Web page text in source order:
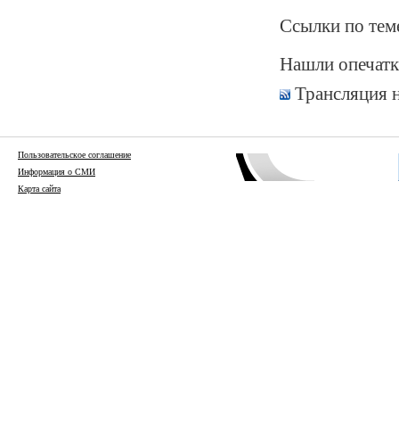
Ссылки по
Нашли
Трансляция
Пользовательское соглашение
Информация о СМИ
Карта сайта